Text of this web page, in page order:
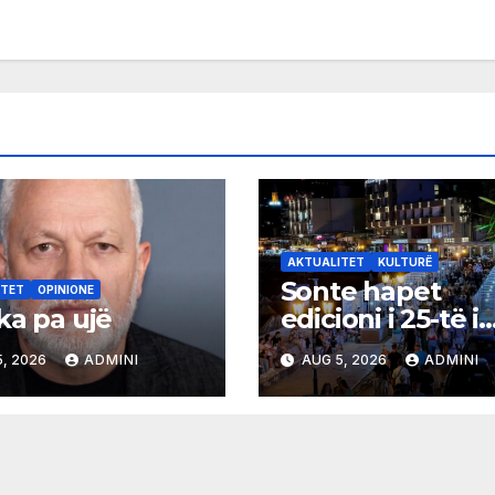
OPINIONE
pa ujë
2026 ADMINI
AKTUALITET KULTURË
Sonte hapet
edicioni i 25-të i
Panairit të Librit
Ulqin
AUG 5, 2026 ADMINI